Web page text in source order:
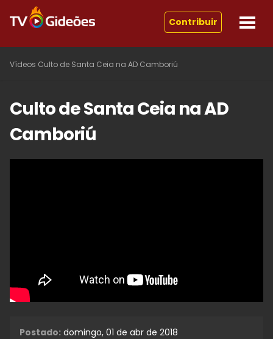
Contribuir
Vídeos Culto de Santa Ceia na AD Camboriú
Culto de Santa Ceia na AD
Camboriú
Postado: domingo, 01 de abr de 2018